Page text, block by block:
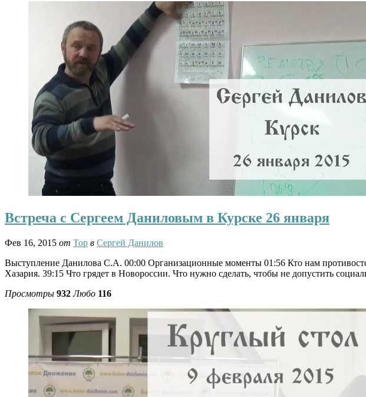
Встреча с Сергеем Даниловым в Курске 26 января
Фев 16, 2015 от Тор в Сергей Данилов
Выступление Данилова С.А. 00:00 Организационные моменты 01:56 Кто нам
Хазария. 39:15 Что грядет в Новороссии. Что нужно сделать, чтобы не допустить
Просмотры 932 Любо 116